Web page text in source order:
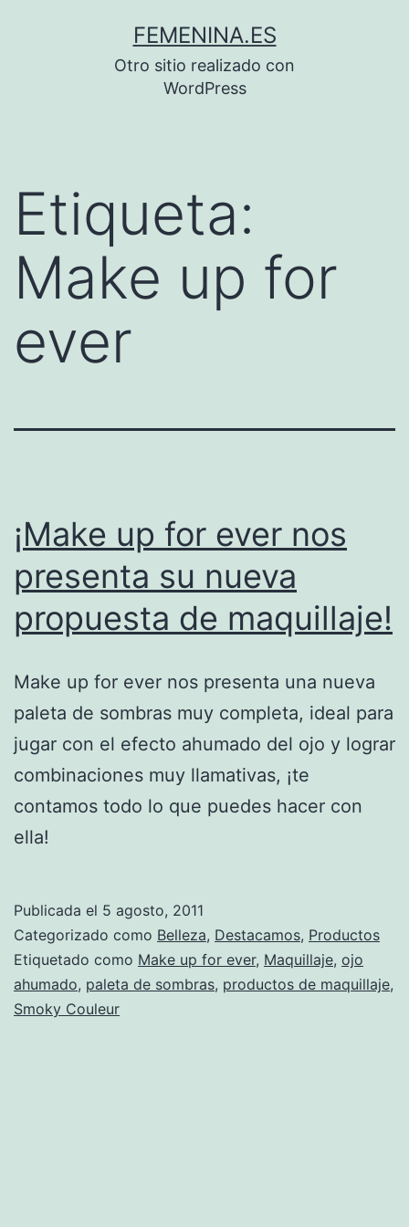
FEMENINA.ES
Otro sitio realizado con
WordPress
Etiqueta:
Make up for
ever
¡Make up for ever nos
presenta su nueva
propuesta de maquillaje!
Make up for ever nos presenta una nueva
paleta de sombras muy completa, ideal para
jugar con el efecto ahumado del ojo y lograr
combinaciones muy llamativas, ¡te
contamos todo lo que puedes hacer con
ella!
Publicada el 5 agosto, 2011
Categorizado como Belleza, Destacamos, Productos
Etiquetado como Make up for ever, Maquillaje, ojo
ahumado, paleta de sombras, productos de maquillaje,
Smoky Couleur